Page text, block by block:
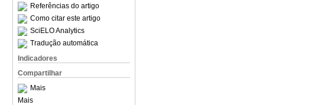
Referências do artigo
Como citar este artigo
SciELO Analytics
Tradução automática
Indicadores
Compartilhar
Mais
Mais